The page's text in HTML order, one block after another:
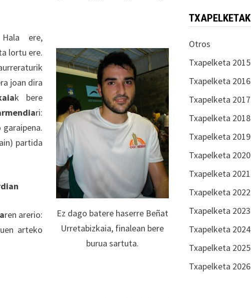
Ez dago batere haserre Beñat
Urretabizkaia, finalean bere
burua sartuta.
ere,
lortu ere.
joan dira
k bere
ri:
partida
ren arerio:
arteko
TXAPELKETAK
Otros
Txapelketa 2015
Txapelketa 2016
Txapelketa 2017
Txapelketa 2018
Txapelketa 2019
Txapelketa 2020
Txapelketa 2021
Txapelketa 2022
Txapelketa 2023
Txapelketa 2024
Txapelketa 2025
Txapelketa 2026